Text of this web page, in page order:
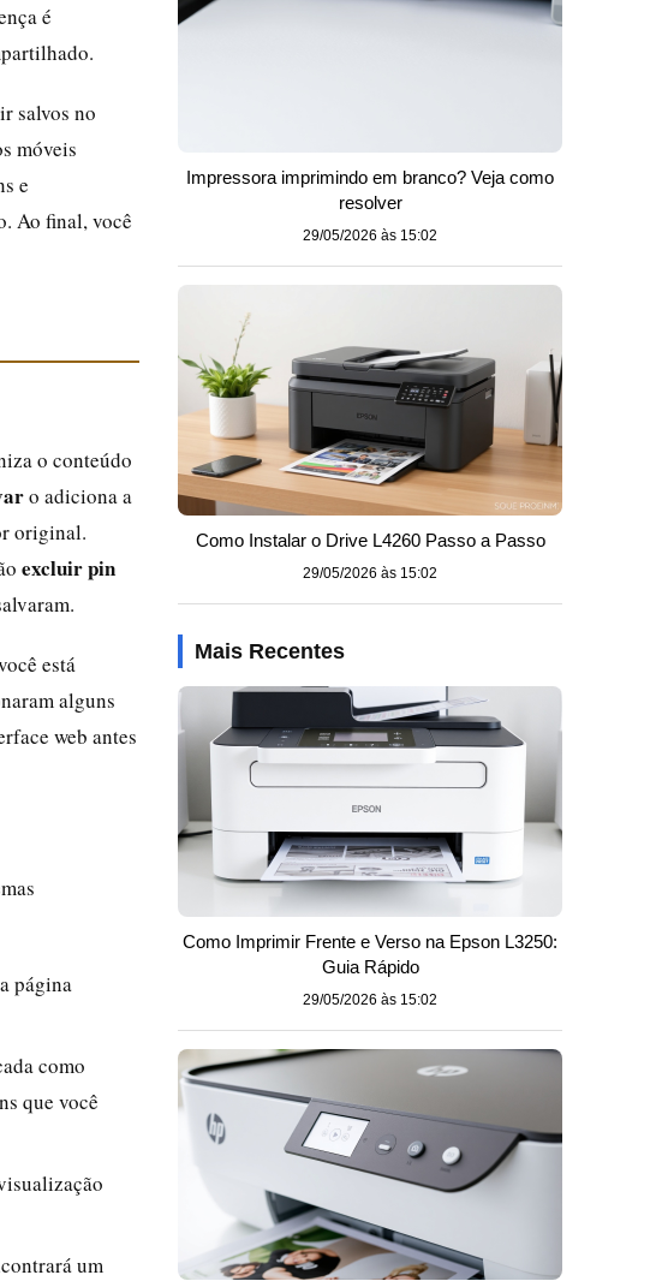
é
salvos no
móveis
e
Ao final, você
o conteúdo
o adiciona a
original.
excluir pin
está
alguns
web antes
página
como
que você
um
Impressora imprimindo em branco? Veja como
resolver
29/05/2026 às 15:02
Como Instalar o Drive L4260 Passo a Passo
29/05/2026 às 15:02
Mais Recentes
Como Imprimir Frente e Verso na Epson L3250:
Guia Rápido
29/05/2026 às 15:02